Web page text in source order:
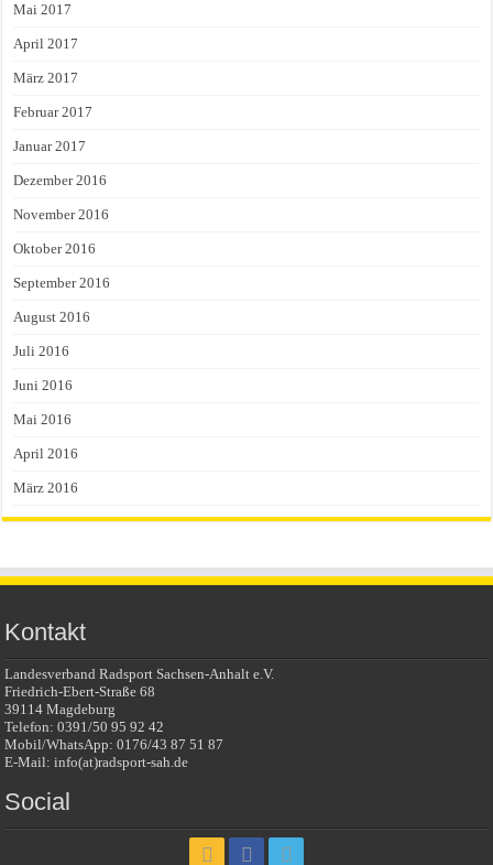
Mai 2017
April 2017
März 2017
Februar 2017
Januar 2017
Dezember 2016
November 2016
Oktober 2016
September 2016
August 2016
Juli 2016
Juni 2016
Mai 2016
April 2016
März 2016
Kontakt
Landesverband Radsport Sachsen-Anhalt e.V.
Friedrich-Ebert-Straße 68
39114 Magdeburg
Telefon: 0391/50 95 92 42
Mobil/WhatsApp: 0176/43 87 51 87
E-Mail: info(at)radsport-sah.de
Social